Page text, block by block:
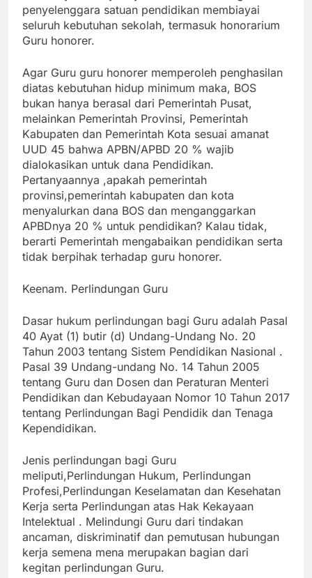
penyelenggara satuan pendidikan membiayai
seluruh kebutuhan sekolah, termasuk honorarium
Guru honorer.
Agar Guru guru honorer memperoleh penghasilan
diatas kebutuhan hidup minimum maka, BOS
bukan hanya berasal dari Pemerintah Pusat,
melainkan Pemerintah Provinsi, Pemerintah
Kabupaten dan Pemerintah Kota sesuai amanat
UUD 45 bahwa APBN/APBD 20 % wajib
dialokasikan untuk dana Pendidikan.
Pertanyaannya ,apakah pemerintah
provinsi,pemerintah kabupaten dan kota
menyalurkan dana BOS dan menganggarkan
APBDnya 20 % untuk pendidikan? Kalau tidak,
berarti Pemerintah mengabaikan pendidikan serta
tidak berpihak terhadap guru honorer.
Keenam. Perlindungan Guru
Dasar hukum perlindungan bagi Guru adalah Pasal
40 Ayat (1) butir (d) Undang-Undang No. 20
Tahun 2003 tentang Sistem Pendidikan Nasional .
Pasal 39 Undang-undang No. 14 Tahun 2005
tentang Guru dan Dosen dan Peraturan Menteri
Pendidikan dan Kebudayaan Nomor 10 Tahun 2017
tentang Perlindungan Bagi Pendidik dan Tenaga
Kependidikan.
Jenis perlindungan bagi Guru
meliputi,Perlindungan Hukum, Perlindungan
Profesi,Perlindungan Keselamatan dan Kesehatan
Kerja serta Perlindungan atas Hak Kekayaan
Intelektual . Melindungi Guru dari tindakan
ancaman, diskriminatif dan pemutusan hubungan
kerja semena mena merupakan bagian dari
kegitan perlindungan Guru.